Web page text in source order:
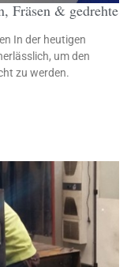
Fräsen & gedrehte
In der heutigen
um den
zu werden.